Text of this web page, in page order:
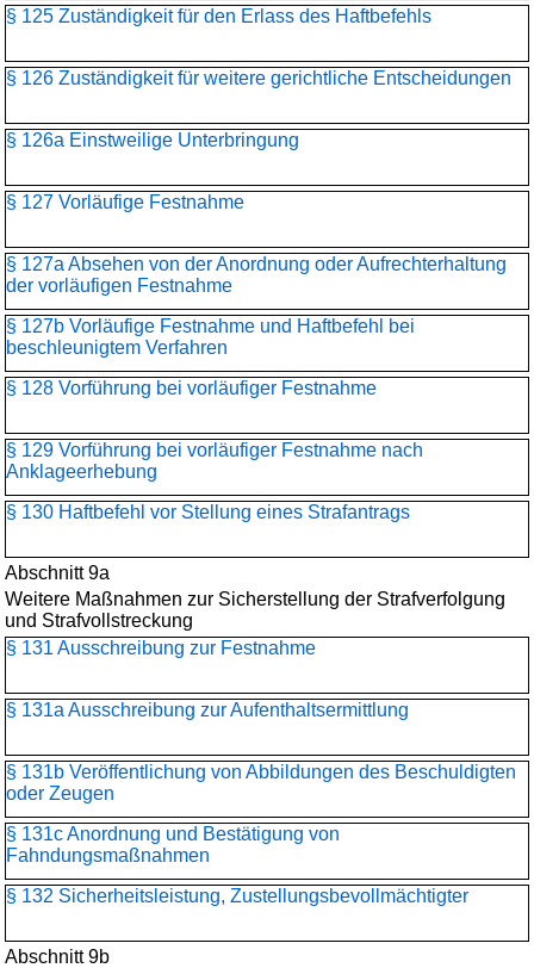
§ 125 Zuständigkeit für den Erlass des Haftbefehls
§ 126 Zuständigkeit für weitere gerichtliche Entscheidungen
§ 126a Einstweilige Unterbringung
§ 127 Vorläufige Festnahme
§ 127a Absehen von der Anordnung oder Aufrechterhaltung
der vorläufigen Festnahme
§ 127b Vorläufige Festnahme und Haftbefehl bei
beschleunigtem Verfahren
§ 128 Vorführung bei vorläufiger Festnahme
§ 129 Vorführung bei vorläufiger Festnahme nach
Anklageerhebung
§ 130 Haftbefehl vor Stellung eines Strafantrags
Abschnitt 9a
Weitere Maßnahmen zur Sicherstellung der Strafverfolgung
und Strafvollstreckung
§ 131 Ausschreibung zur Festnahme
§ 131a Ausschreibung zur Aufenthaltsermittlung
§ 131b Veröffentlichung von Abbildungen des Beschuldigten
oder Zeugen
§ 131c Anordnung und Bestätigung von
Fahndungsmaßnahmen
§ 132 Sicherheitsleistung, Zustellungsbevollmächtigter
Abschnitt 9b